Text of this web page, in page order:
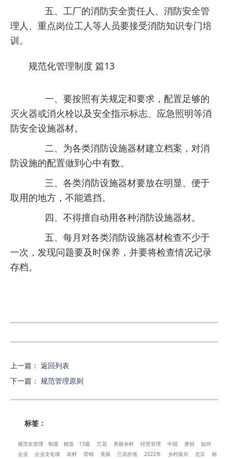
五、工厂的消防安全责任人、消防安全管
理人、重点岗位工人等人员要接受消防知识专门培
训。
规范化管理制度 篇13
一、要按照有关规定和要求，配置足够的
灭火器或消火栓以及安全指示标志、应急照明等消
防安全设施器材。
二、为各类消防设施器材建立档案，对消
防设施的配置做到心中有数。
三、各类消防设施器材要放在明显、便于
取用的地方，不能遮挡。
四、不得擅自动用各种消防设施器材。
五、每月对各类消防设施器材检查不少于
一次，发现问题要及时保养，并要将检查情况记录
存档。
上一篇 ： 返回列表
下一篇 ： 规范管理原则
标签：
规范化管理 制度 精选 13篇 兰花 美丽乡村 经营管理 中国 唐朝
如何
企业
企业文化墙 农村 营销 美国 兰花价值 2022年 乡村振兴 北京
画